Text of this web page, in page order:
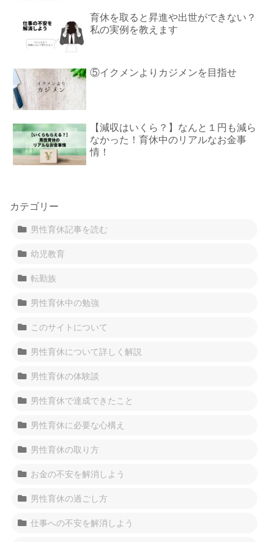
育休を取ると昇進や出世ができない？
私の実例を教えます
⑤イクメンよりカジメンを目指せ
【減収はいくら？】なんと１円も減ら
なかった！育休中のリアルなお金事
情！
カテゴリー
男性育休記事を読む
幼児教育
転勤族
男性育休中の勉強
このサイトについて
男性育休について詳しく解説
男性育休の体験談
男性育休で達成できたこと
男性育休に必要な心構え
男性育休の取り方
お金の不安を解消しよう
男性育休の過ごし方
仕事への不安を解消しよう